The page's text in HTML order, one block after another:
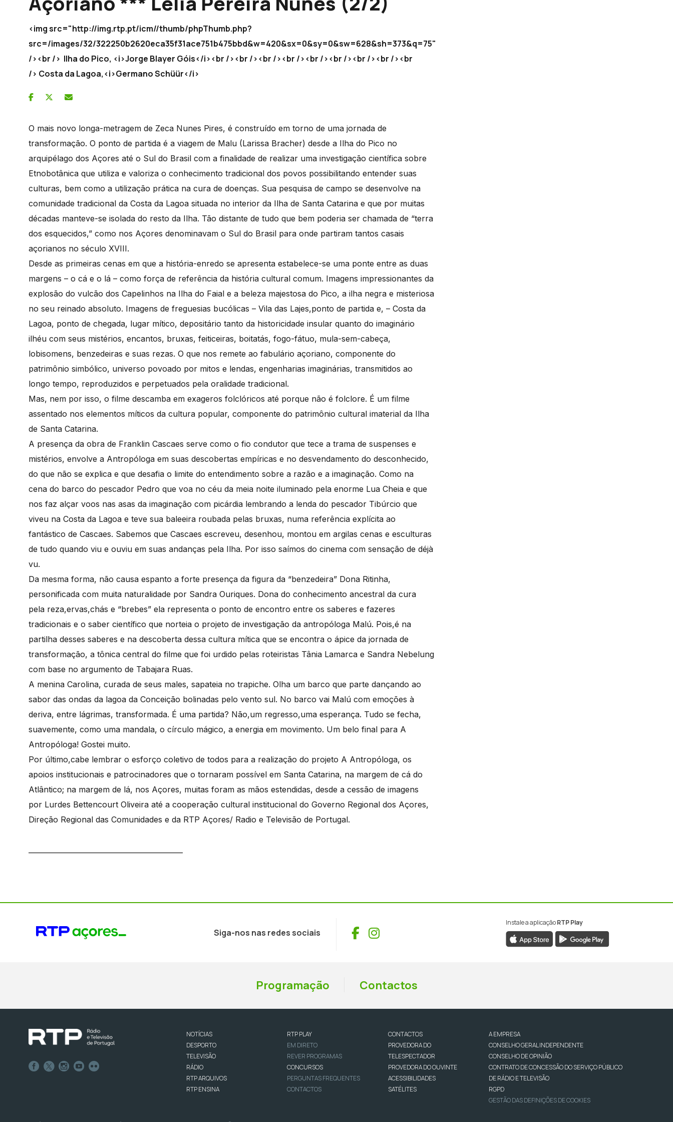
<img src="http://img.rtp.pt/icm//thumb/phpThumb.php?
src=/images/32/322250b2620eca35f31ace751b475bbd&w=420&sx=0&sy=0&sw=628&sh=373&q=75"
/><br /> Ilha do Pico, <i>Jorge Blayer Góis</i><br /><br /><br /><br /><br /><br /><br /><br /><br
/> Costa da Lagoa,<i>Germano Schüür</i>
O mais novo longa-metragem de Zeca Nunes Pires, é construído em torno de uma jornada de
transformação. O ponto de partida é a viagem de Malu (Larissa Bracher) desde a Ilha do Pico no
arquipélago dos Açores até o Sul do Brasil com a finalidade de realizar uma investigação científica sobre
Etnobotânica que utiliza e valoriza o conhecimento tradicional dos povos possibilitando entender suas
culturas, bem como a utilização prática na cura de doenças. Sua pesquisa de campo se desenvolve na
comunidade tradicional da Costa da Lagoa situada no interior da Ilha de Santa Catarina e que por muitas
décadas manteve-se isolada do resto da Ilha. Tão distante de tudo que bem poderia ser chamada de “terra
dos esquecidos,” como nos Açores denominavam o Sul do Brasil para onde partiram tantos casais
açorianos no século XVIII.
Desde as primeiras cenas em que a história-enredo se apresenta estabelece-se uma ponte entre as duas
margens – o cá e o lá – como força de referência da história cultural comum. Imagens impressionantes da
explosão do vulcão dos Capelinhos na Ilha do Faial e a beleza majestosa do Pico, a ilha negra e misteriosa
no seu reinado absoluto. Imagens de freguesias bucólicas – Vila das Lajes,ponto de partida e, – Costa da
Lagoa, ponto de chegada, lugar mítico, depositário tanto da historicidade insular quanto do imaginário
ilhéu com seus mistérios, encantos, bruxas, feiticeiras, boitatás, fogo-fátuo, mula-sem-cabeça,
lobisomens, benzedeiras e suas rezas. O que nos remete ao fabulário açoriano, componente do
patrimônio simbólico, universo povoado por mitos e lendas, engenharias imaginárias, transmitidos ao
longo tempo, reproduzidos e perpetuados pela oralidade tradicional.
Mas, nem por isso, o filme descamba em exageros folclóricos até porque não é folclore. É um filme
assentado nos elementos míticos da cultura popular, componente do patrimônio cultural imaterial da Ilha
de Santa Catarina.
A presença da obra de Franklin Cascaes serve como o fio condutor que tece a trama de suspenses e
mistérios, envolve a Antropóloga em suas descobertas empíricas e no desvendamento do desconhecido,
do que não se explica e que desafia o limite do entendimento sobre a razão e a imaginação. Como na
cena do barco do pescador Pedro que voa no céu da meia noite iluminado pela enorme Lua Cheia e que
nos faz alçar voos nas asas da imaginação com picárdia lembrando a lenda do pescador Tibúrcio que
viveu na Costa da Lagoa e teve sua baleeira roubada pelas bruxas, numa referência explícita ao
fantástico de Cascaes. Sabemos que Cascaes escreveu, desenhou, montou em argilas cenas e esculturas
de tudo quando viu e ouviu em suas andanças pela Ilha. Por isso saímos do cinema com sensação de déjà
vu.
Da mesma forma, não causa espanto a forte presença da figura da “benzedeira” Dona Ritinha,
personificada com muita naturalidade por Sandra Ouriques. Dona do conhecimento ancestral da cura
pela reza,ervas,chás e “brebes” ela representa o ponto de encontro entre os saberes e fazeres
tradicionais e o saber científico que norteia o projeto de investigação da antropóloga Malú. Pois,é na
partilha desses saberes e na descoberta dessa cultura mítica que se encontra o ápice da jornada de
transformação, a tônica central do filme que foi urdido pelas roteiristas Tânia Lamarca e Sandra Nebelung
com base no argumento de Tabajara Ruas.
A menina Carolina, curada de seus males, sapateia no trapiche. Olha um barco que parte dançando ao
sabor das ondas da lagoa da Conceição bolinadas pelo vento sul. No barco vai Malú com emoções à
deriva, entre lágrimas, transformada. É uma partida? Não,um regresso,uma esperança. Tudo se fecha,
suavemente, como uma mandala, o círculo mágico, a energia em movimento. Um belo final para A
Antropóloga! Gostei muito.
Por último,cabe lembrar o esforço coletivo de todos para a realização do projeto A Antropóloga, os
apoios institucionais e patrocinadores que o tornaram possível em Santa Catarina, na margem de cá do
Atlântico; na margem de lá, nos Açores, muitas foram as mãos estendidas, desde a cessão de imagens
por Lurdes Bettencourt Oliveira até a cooperação cultural institucional do Governo Regional dos Açores,
Direção Regional das Comunidades e da RTP Açores/ Radio e Televisão de Portugal.
Siga-nos nas redes sociais Facebook
Instagram
Instale a aplicaçãoRTP Play
Programação Contactos
NOTÍCIAS
DESPORTO
TELEVISÃO
RÁDIO
RTP ARQUIVOS
RTP ENSINA
RTP PLAY
EM DIRETO
REVER PROGRAMAS
CONCURSOS
PERGUNTAS FREQUENTES
CONTACTOS
CONTACTOS
PROVEDORA DO
TELESPECTADOR
PROVEDORA DO OUVINTE
ACESSIBILIDADES
SATÉLITES
A EMPRESA
CONSELHO GERAL INDEPENDENTE
CONSELHO DE OPINIÃO
CONTRATO DE CONCESSÃO DO SERVIÇO PÚBLICO
DE RÁDIO E TELEVISÃO
RGPD
GESTÃO DAS DEFINIÇÕES DE COOKIES